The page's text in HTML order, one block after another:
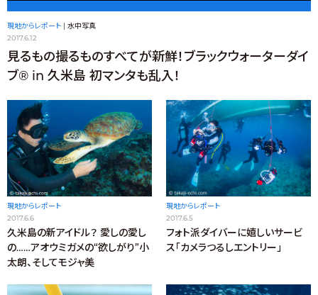
現地からレポート
水中写真
2017.6.12
見るもの撮るものすべてが新鮮！ブラックウォーターダイ
ブ® in 久米島 初マンタも乱入！
現地からレポート
2017.6.6
久米島の新アイドル？ 愛しの愛し
の……アオウミガメの“欲しがり”小
太朗、そしてモジャ美
現地からレポート
2017.6.5
フォト派ダイバーに嬉しいサービ
ス「カメラつるしエントリー」